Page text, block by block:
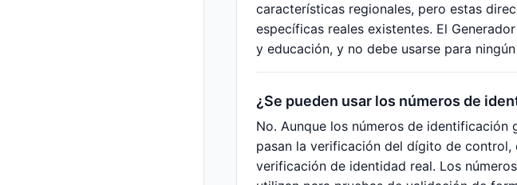
características regionales, pero estas
específicas reales existentes. El
y educación, y no debe usarse para
¿Se pueden usar los números de
No. Aunque los números de
pasan la verificación del dígito de control,
verificación de identidad real. Los